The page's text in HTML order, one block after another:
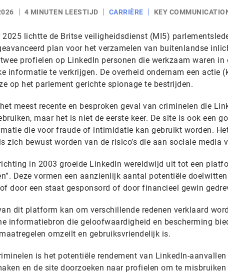
4 MINUTEN LEESTIJD CARRIÈRE KEY
2025 lichtte de Britse veiligheidsdienst (MI5)
plan voor het verzamelen van buitenlandse
profielen op LinkedIn personen die werkzaam waren in
informatie te verkrijgen. De overheid ondernam een actie
op het parlement gerichte spionage te bestrijden.
meest recente en besproken geval van criminelen die
maar het is niet de eerste keer. De site is ook een
die voor fraude of intimidatie kan gebruikt worden.
zich bewust worden van de risico’s die aan sociale media
in 2003 groeide LinkedIn wereldwijd uit tot een
Deze vormen een aanzienlijk aantal potentiële
door een staat gesponsord of door financieel gewin
dit platform kan om verschillende redenen verklaard
informatiebron die geloofwaardigheid en bescherming
omzeilt en gebruiksvriendelijk is.
is het potentiële rendement van LinkedIn-aanvallen
en de site doorzoeken naar profielen om te